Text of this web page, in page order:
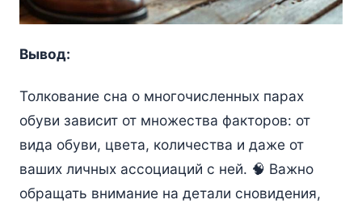
Вывод:
Толкование сна о многочисленных парах
обуви зависит от множества факторов: от
вида обуви, цвета, количества и даже от
ваших личных ассоциаций с ней. 🧠 Важно
обращать внимание на детали сновидения,